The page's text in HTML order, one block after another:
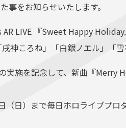
をお知らせいたします。
LIVE 『Sweet Happy Holiday
神ころね」「白銀ノエル」「
実施を記念して、新曲『
日）まで毎日ホロライブプ